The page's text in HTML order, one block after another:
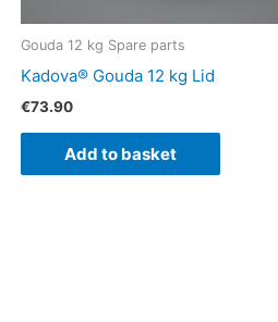
Gouda 12 kg Spare parts
Kadova® Gouda 12 kg Lid
€73.90
Add to basket